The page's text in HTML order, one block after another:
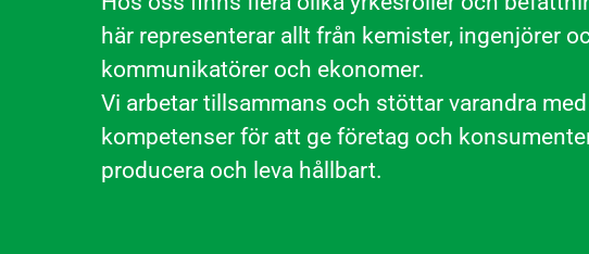
här representerar allt från kemister, ingenjörer
kommunikatörer och ekonomer.
Vi arbetar tillsammans och stöttar varandra
kompetenser för att ge företag och
producera och leva hållbart.